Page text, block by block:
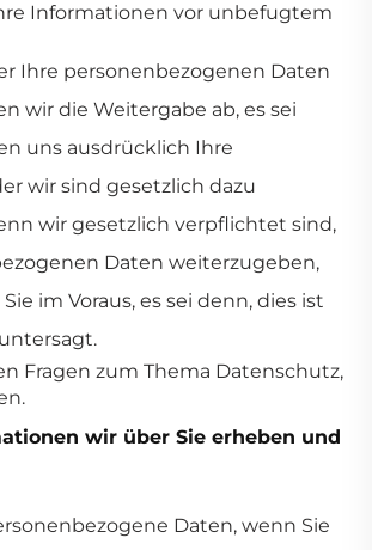
Informationen vor unbefugtem
Ihre personenbezogenen Daten
wir die Weitergabe ab, es sei
uns ausdrücklich Ihre
wir sind gesetzlich dazu
wir gesetzlich verpflichtet sind,
Daten weiterzugeben,
im Voraus, es sei denn, dies ist
Fragen zum Thema Datenschutz,
wir über Sie erheben und
Daten, wenn Sie